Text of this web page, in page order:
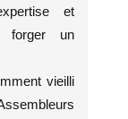
et
forger un
vieilli